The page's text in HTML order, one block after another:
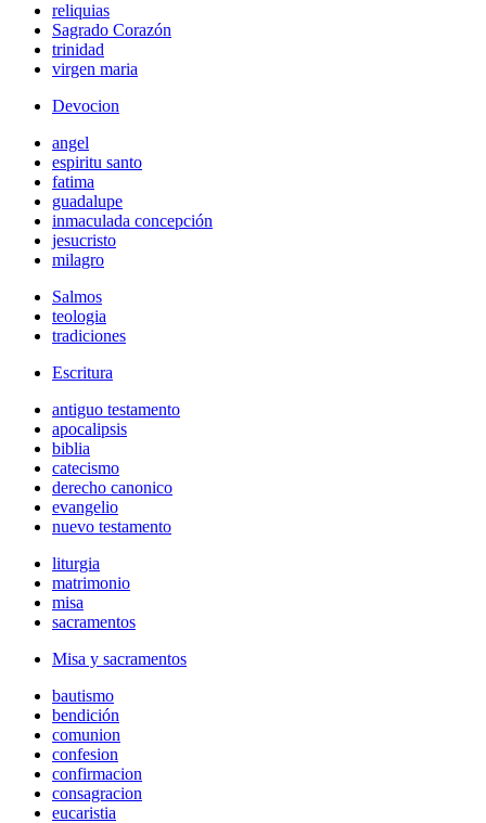
reliquias
Sagrado Corazón
trinidad
virgen maria
Devocion
angel
espiritu santo
fatima
guadalupe
inmaculada concepción
jesucristo
milagro
Salmos
teologia
tradiciones
Escritura
antiguo testamento
apocalipsis
biblia
catecismo
derecho canonico
evangelio
nuevo testamento
liturgia
matrimonio
misa
sacramentos
Misa y sacramentos
bautismo
bendición
comunion
confesion
confirmacion
consagracion
eucaristia